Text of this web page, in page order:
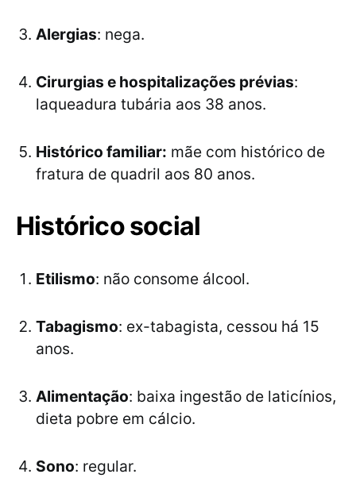
Alergias: nega.
Cirurgias e hospitalizações prévias:
laqueadura tubária aos 38 anos.
Histórico familiar: mãe com histórico de
fratura de quadril aos 80 anos.
Histórico social
Etilismo: não consome álcool.
Tabagismo: ex-tabagista, cessou há 15
anos.
Alimentação: baixa ingestão de laticínios,
dieta pobre em cálcio.
Sono: regular.